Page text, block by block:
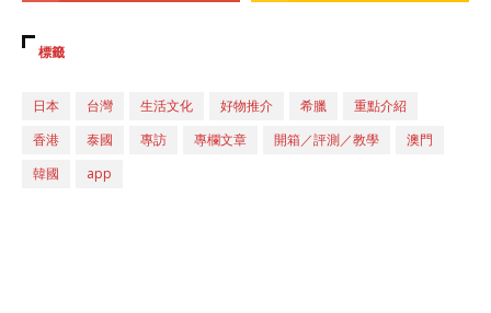
標籤
日本 台灣 生活文化 好物推介 希臘
重點介紹
香港
泰國 專訪 專欄文章 開箱／評測／教學
澳門
韓國
app